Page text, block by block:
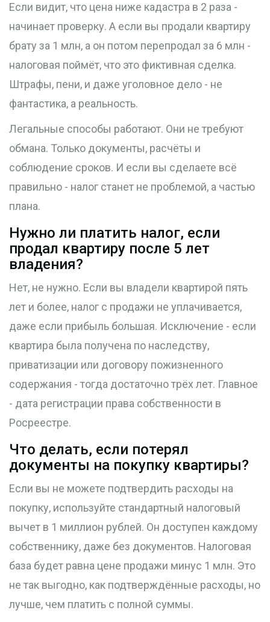
Если видит, что цена ниже кадастра в 2 раза -
начинает проверку. А если вы продали квартиру
брату за 1 млн, а он потом перепродал за 6 млн -
налоговая поймёт, что это фиктивная сделка.
Штрафы, пени, и даже уголовное дело - не
фантастика, а реальность.
Легальные способы работают. Они не требуют
обмана. Только документы, расчёты и
соблюдение сроков. И если вы сделаете всё
правильно - налог станет не проблемой, а частью
плана.
Нужно ли платить налог, если
продал квартиру после 5 лет
владения?
Нет, не нужно. Если вы владели квартирой пять
лет и более, налог с продажи не уплачивается,
даже если прибыль большая. Исключение - если
квартира была получена по наследству,
приватизации или договору пожизненного
содержания - тогда достаточно трёх лет. Главное
- дата регистрации права собственности в
Росреестре.
Что делать, если потерял
документы на покупку квартиры?
Если вы не можете подтвердить расходы на
покупку, используйте стандартный налоговый
вычет в 1 миллион рублей. Он доступен каждому
собственнику, даже без документов. Налоговая
база будет равна цене продажи минус 1 млн. Это
не так выгодно, как подтверждённые расходы, но
лучше, чем платить с полной суммы.